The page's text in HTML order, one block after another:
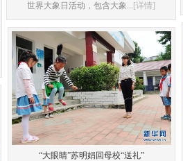
世界大象日活动，包含大象... [详情]
“大眼睛”苏明娟回母校“送礼”